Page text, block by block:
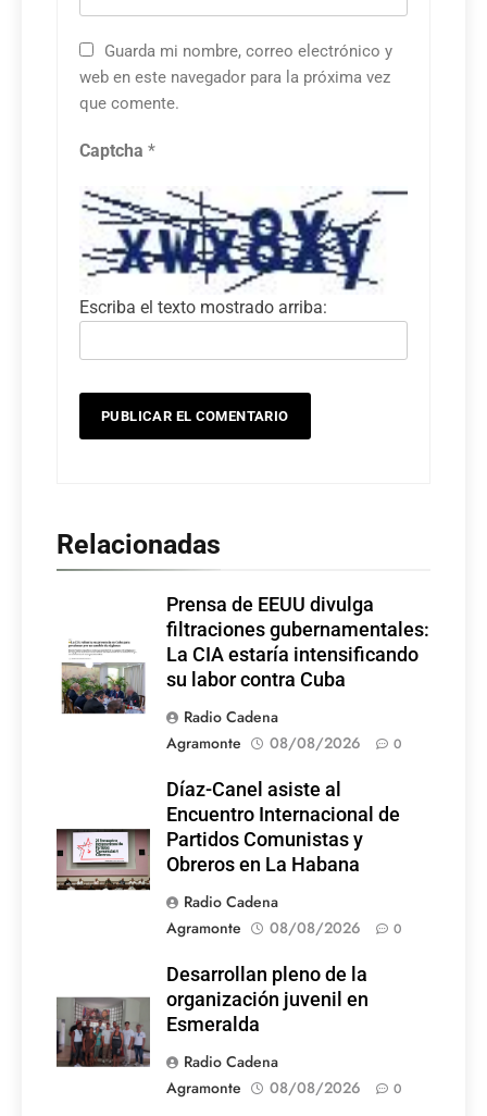
Guarda mi nombre, correo electrónico y
web en este navegador para la próxima vez
que comente.
Captcha *
Escriba el texto mostrado arriba:
Relacionadas
Prensa de EEUU divulga
filtraciones gubernamentales:
La CIA estaría intensificando
su labor contra Cuba
Radio Cadena
Agramonte
08/08/2026 0
Díaz-Canel asiste al
Encuentro Internacional de
Partidos Comunistas y
Obreros en La Habana
Radio Cadena
Agramonte
08/08/2026 0
Desarrollan pleno de la
organización juvenil en
Esmeralda
Radio Cadena
Agramonte
08/08/2026 0